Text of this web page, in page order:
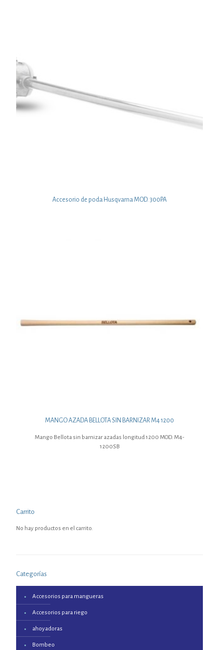
Accesorio de poda Husqvarna MOD. 300PA
MANGO AZADA BELLOTA SIN BARNIZAR M4 1200
Mango Bellota sin barnizar azadas longitud 1200 MOD. M4-
1200SB
Carrito
No hay productos en el carrito.
Categorías
Accesorios para mangueras
Accesorios para riego
ahoyadoras
Bombeo